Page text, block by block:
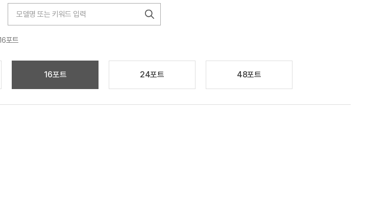
포트
16포트 24포트 48포트